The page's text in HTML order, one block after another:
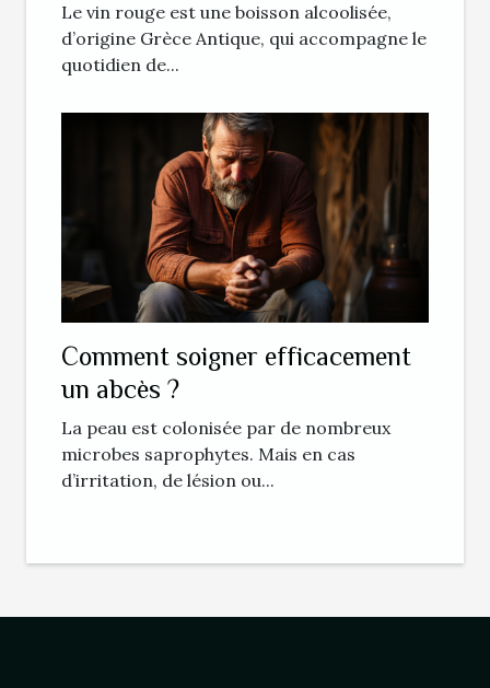
Le vin rouge est une boisson alcoolisée,
d’origine Grèce Antique, qui accompagne le
quotidien de...
Comment soigner efficacement
un abcès ?
La peau est colonisée par de nombreux
microbes saprophytes. Mais en cas
d’irritation, de lésion ou...